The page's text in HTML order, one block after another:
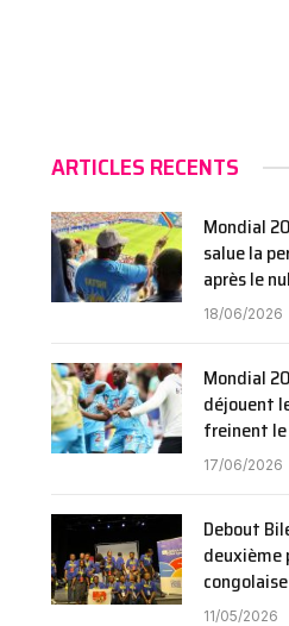
ARTICLES RECENTS
Mondial
salue la
après le
18/06/2026
Mondial
déjouent
freinent
17/06/2026
Debout
deuxième
congolaise
11/05/2026